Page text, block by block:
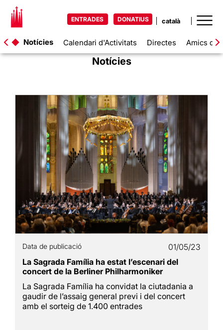
ENTRADES DONATIUS
Notícies Calendari d'Activitats Directes Amics de
Notícies
Data de publicació
01/05/23
La Sagrada Família ha estat l’escenari del
concert de la Berliner Philharmoniker
La Sagrada Família ha convidat la ciutadania a
gaudir de l’assaig general previ i del concert
amb el sorteig de 1.400 entrades